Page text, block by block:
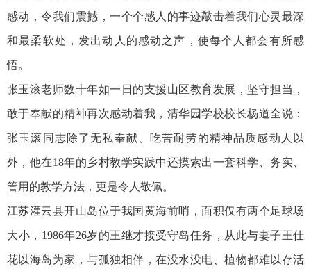
感动，令我们震撼，一个个感人的事迹敲击着我们心灵最深
和最柔软处，发出动人的感动之声，使每个人都会有所感
悟。
张玉滚老师数十年如一日的支援山区教育发展，坚守担当，
敢于奉献的精神再次感动着我，清华园学校校长杨道全说：
张玉滚同志除了无私奉献、吃苦耐劳的精神品质感动人以
外，他在18年的乡村教学实践中还摸索出一套科学、务实、
管用的教学方法，更是令人敬佩。
江苏灌云县开山岛位于我国黄海前哨，面积仅有两个足球场
大小，1986年26岁的王继才接受守岛任务，从此与妻子王仕
花以海岛为家，与孤独相伴，在没水没电、植物都难以存活